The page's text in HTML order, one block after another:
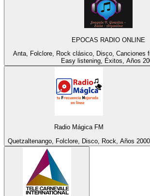
EPOCAS RADIO ONLINE
Anta, Folclore, Rock clásico, Disco, Canciones
Easy listening, Éxitos, Años
Radio Mágica FM
Quetzaltenango, Folclore, Disco, Rock, Años 2000